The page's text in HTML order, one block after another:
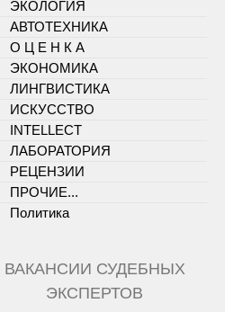
ЭКОЛОГИЯ
АВТОТЕХНИКА
О Ц Е Н К А
ЭКОНОМИКА
ЛИНГВИСТИКА
ИСКУССТВО
INTELLECT
ЛАБОРАТОРИЯ
РЕЦЕНЗИИ
ПРОЧИЕ...
Политика
ВАКАНСИИ СУДЕБНЫХ
ЭКСПЕРТОВ